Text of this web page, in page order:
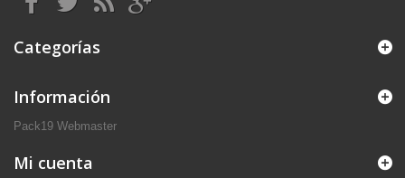
Categorías
Información
Pack19 Webmaster
Mi cuenta